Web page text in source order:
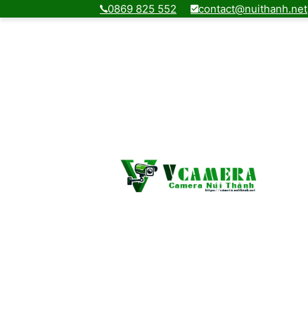
0869 825 552 contact@nuithanh.net